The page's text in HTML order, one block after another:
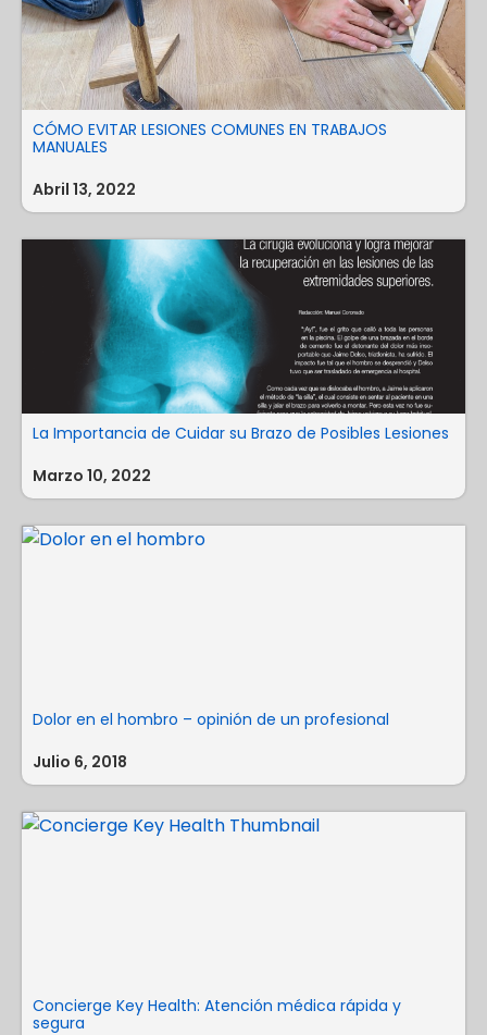
CÓMO EVITAR LESIONES COMUNES EN TRABAJOS
MANUALES
Abril 13, 2022
La Importancia de Cuidar su Brazo de Posibles Lesiones
Marzo 10, 2022
Dolor en el hombro – opinión de un profesional
Julio 6, 2018
Concierge Key Health: Atención médica rápida y
segura